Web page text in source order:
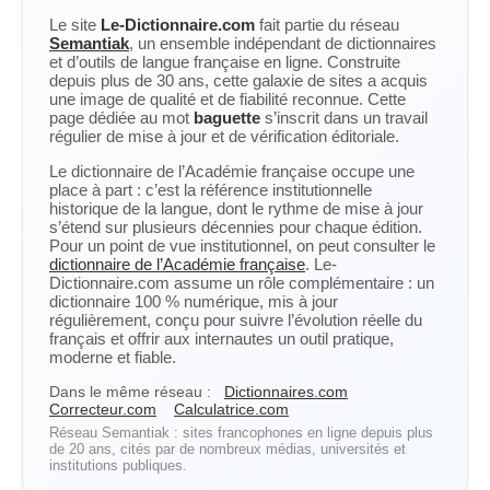
Le site Le-Dictionnaire.com fait partie du réseau
Semantiak, un ensemble indépendant de dictionnaires
et d’outils de langue française en ligne. Construite
depuis plus de 30 ans, cette galaxie de sites a acquis
une image de qualité et de fiabilité reconnue. Cette
page dédiée au mot baguette s’inscrit dans un travail
régulier de mise à jour et de vérification éditoriale.
Le dictionnaire de l’Académie française occupe une
place à part : c’est la référence institutionnelle
historique de la langue, dont le rythme de mise à jour
s’étend sur plusieurs décennies pour chaque édition.
Pour un point de vue institutionnel, on peut consulter le
dictionnaire de l’Académie française. Le-
Dictionnaire.com assume un rôle complémentaire : un
dictionnaire 100 % numérique, mis à jour
régulièrement, conçu pour suivre l’évolution réelle du
français et offrir aux internautes un outil pratique,
moderne et fiable.
Dans le même réseau :
Dictionnaires.com
Correcteur.com
Calculatrice.com
Réseau Semantiak : sites francophones en ligne depuis plus
de 20 ans, cités par de nombreux médias, universités et
institutions publiques.